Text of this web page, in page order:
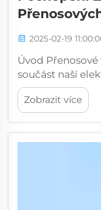
2025-02-19
Úvod
součást naší
které může
vzdálennosti.
konstrukce
zařízení...
Zobrazit více